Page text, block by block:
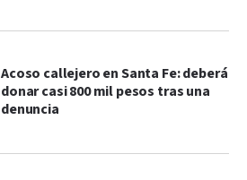
Acoso callejero en Santa Fe: deberá
donar casi 800 mil pesos tras una
denuncia